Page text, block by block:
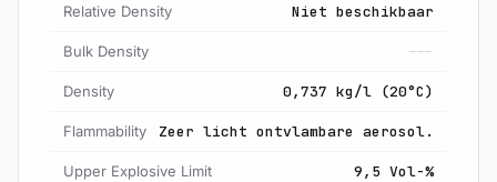
Relative Density Niet beschikbaar
Bulk Density ---
Density 0,737 kg/l (20°C)
Flammability Zeer licht ontvlambare aerosol.
Upper Explosive Limit 9,5 Vol-%